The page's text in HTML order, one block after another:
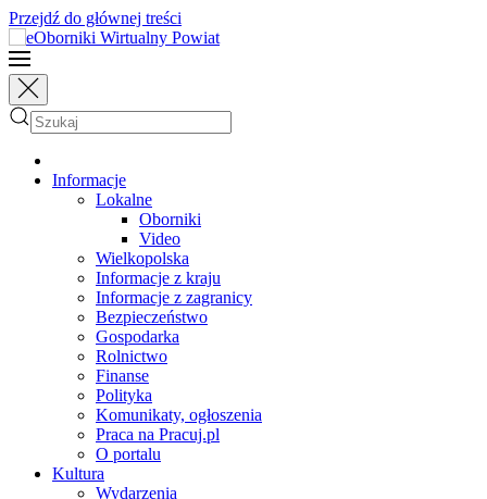
Przejdź do głównej treści
Informacje
Lokalne
Oborniki
Video
Wielkopolska
Informacje z kraju
Informacje z zagranicy
Bezpieczeństwo
Gospodarka
Rolnictwo
Finanse
Polityka
Komunikaty, ogłoszenia
Praca na Pracuj.pl
O portalu
Kultura
Wydarzenia